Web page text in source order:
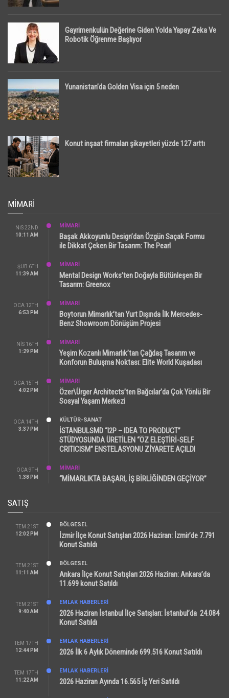
Gayrimenkulün Değerine Giden Yolda Yapay Zeka Ve
Robotik Öğrenme Başlıyor
Yunanistan’da Golden Visa için 5 neden
Konut inşaat firmaları şikayetleri yüzde 127 arttı
MIMARI
NIS 22ND
10:11 AM
MİMARİ
Başak Akkoyunlu Design’dan Özgün Saçak Formu
ile Dikkat Çeken Bir Tasarım: The Pearl
ŞUB 6TH
11:39 AM
MİMARİ
Mental Design Works’ten Doğayla Bütünleşen Bir
Tasarım: Greenox
OCA 12TH
6:53 PM
MİMARİ
Boytorun Mimarlık’tan Yurt Dışında İlk Mercedes-
Benz Showroom Dönüşüm Projesi
NIS 16TH
1:29 PM
MİMARİ
Yeşim Kozanlı Mimarlık’tan Çağdaş Tasarım ve
Konforun Buluşma Noktası: Elite World Kuşadası
OCA 15TH
4:02 PM
MİMARİ
Özer\Ürger Architects’ten Bağcılar’da Çok Yönlü Bir
Sosyal Yaşam Merkezi
OCA 14TH
3:37 PM
KÜLTÜR-SANAT
İSTANBULSMD “I2P – IDEA TO PRODUCT”
STÜDYOSUNDA ÜRETİLEN “ÖZ ELEŞTİRİ-SELF
CRITICISM” ENSTELASYONU ZİYARETE AÇILDI
OCA 9TH
1:38 PM
MİMARİ
“MİMARLIKTA BAŞARI, İŞ BİRLİĞİNDEN GEÇİYOR”
SATIŞ
TEM 21ST
12:02 PM
BÖLGESEL
İzmir İlçe Konut Satışları 2026 Haziran: İzmir’de 7.791
Konut Satıldı
TEM 21ST
11:11 AM
BÖLGESEL
Ankara İlçe Konut Satışları 2026 Haziran: Ankara’da
11.699 konut Satıldı
TEM 21ST
9:40 AM
EMLAK HABERLERI
2026 Haziran İstanbul İlçe Satışları: İstanbul’da 24.084
Konut Satıldı
TEM 17TH
12:44 PM
EMLAK HABERLERI
2026 İlk 6 Aylık Döneminde 699.516 Konut Satıldı
TEM 17TH
11:22 AM
EMLAK HABERLERI
2026 Haziran Ayında 16.565 İş Yeri Satıldı